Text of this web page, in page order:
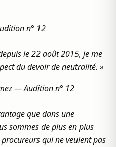
n° 12
le 22 août 2015, je me
du devoir de neutralité. »
—Audition n° 12
que dans une
sommes de plus en plus
qui ne veulent pas